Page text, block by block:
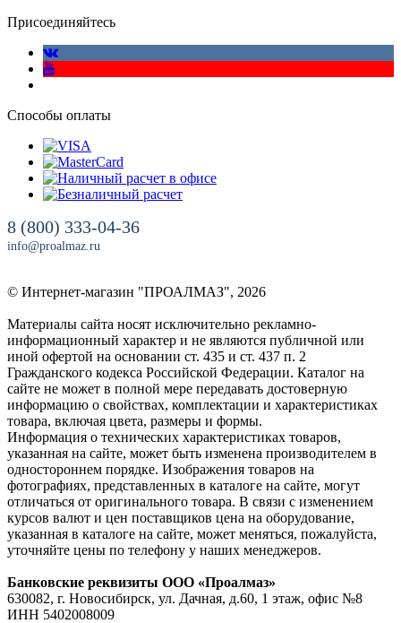
Присоединяйтесь
Способы оплаты
8 (800) 333-04-36
info@proalmaz.ru
© Интернет-магазин "ПРОАЛМАЗ", 2026
Материалы сайта носят исключительно рекламно-
информационный характер и не являются публичной или
иной офертой на основании ст. 435 и ст. 437 п. 2
Гражданского кодекса Российской Федерации. Каталог на
сайте не может в полной мере передавать достоверную
информацию о свойствах, комплектации и характеристиках
товара, включая цвета, размеры и формы.
Информация о технических характеристиках товаров,
указанная на сайте, может быть изменена производителем в
одностороннем порядке. Изображения товаров на
фотографиях, представленных в каталоге на сайте, могут
отличаться от оригинального товара. В связи с изменением
курсов валют и цен поставщиков цена на оборудование,
указанная в каталоге на сайте, может меняться, пожалуйста,
уточняйте цены по телефону у наших менеджеров.
Банковские реквизиты ООО «Проалмаз»
630082, г. Новосибирск, ул. Дачная, д.60, 1 этаж, офис №8
ИНН 5402008009